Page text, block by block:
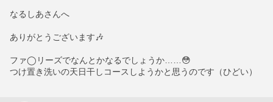
なるしあさんへ
ありがとうございます🎶
ファ◯リーズでなんとかなるでしょうか……😳
つけ置き洗いの天日干しコースしようかと思うのです（ひどい）